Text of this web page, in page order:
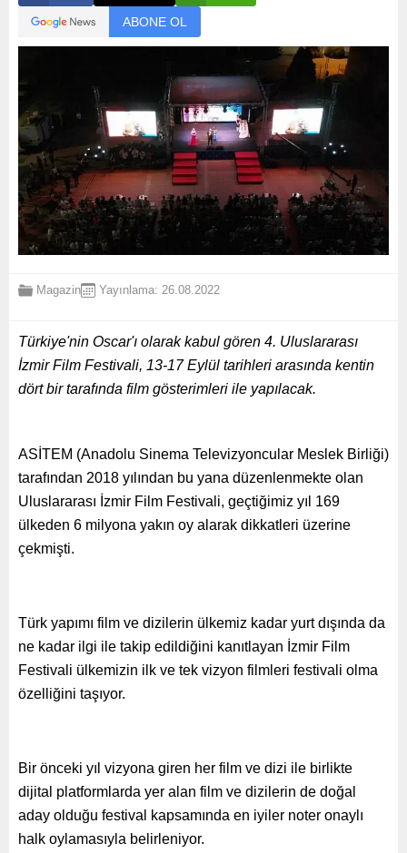
ABONE OL
Magazin Yayınlama: 26.08.2022
Türkiye'nin Oscar'ı olarak kabul gören 4. Uluslararası
İzmir Film Festivali, 13-17 Eylül tarihleri arasında kentin
dört bir tarafında film gösterimleri ile yapılacak.
ASİTEM (Anadolu Sinema Televizyoncular Meslek Birliği)
tarafından 2018 yılından bu yana düzenlenmekte olan
Uluslararası İzmir Film Festivali, geçtiğimiz yıl 169
ülkeden 6 milyona yakın oy alarak dikkatleri üzerine
çekmişti.
Türk yapımı film ve dizilerin ülkemiz kadar yurt dışında da
ne kadar ilgi ile takip edildiğini kanıtlayan İzmir Film
Festivali ülkemizin ilk ve tek vizyon filmleri festivali olma
özelliğini taşıyor.
Bir önceki yıl vizyona giren her film ve dizi ile birlikte
dijital platformlarda yer alan film ve dizilerin de doğal
aday olduğu festival kapsamında en iyiler noter onaylı
halk oylamasıyla belirleniyor.